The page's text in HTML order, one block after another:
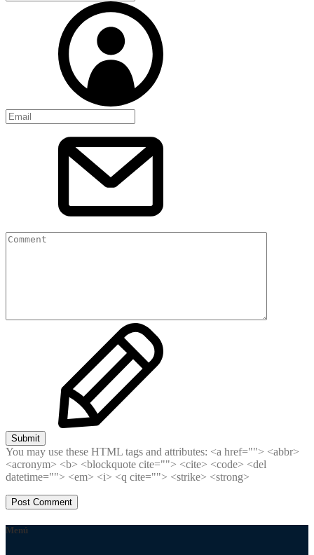
Submit
You may use these HTML tags and attributes: <a href=""> <abbr>
<acronym> <b> <blockquote cite=""> <cite> <code> <del
datetime=""> <em> <i> <q cite=""> <strike> <strong>
Menú